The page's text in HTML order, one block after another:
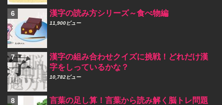
漢字の読み方シリーズ～食べ物編
11,900ビュー
漢字の組み合わせクイズに挑戦！どれだけ漢
字をしっているかな？
10,782ビュー
言葉の足し算！言葉から読み解く脳トレ問題